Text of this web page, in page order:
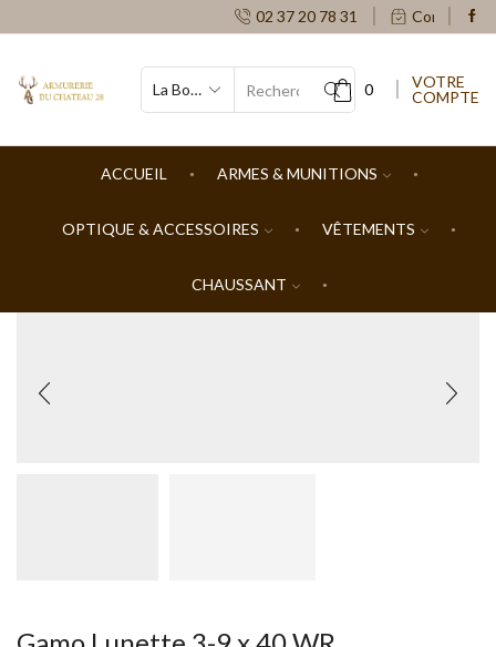
02 37 20 78 31 Contacts
SEARCH
0
VOTRE
COMPTE
ACCUEIL ARMES & MUNITIONS
OPTIQUE & ACCESSOIRES VÊTEMENTS
CHAUSSANT